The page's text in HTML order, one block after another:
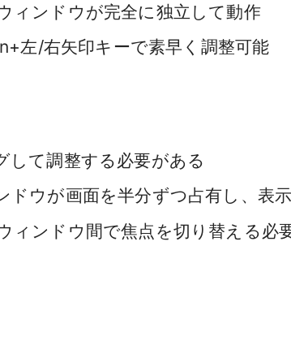
ィンドウが完全に独立して動作
左/右矢印キーで素早く調整可能
して調整する必要がある
ドウが画面を半分ずつ占有し、表
ィンドウ間で焦点を切り替える必